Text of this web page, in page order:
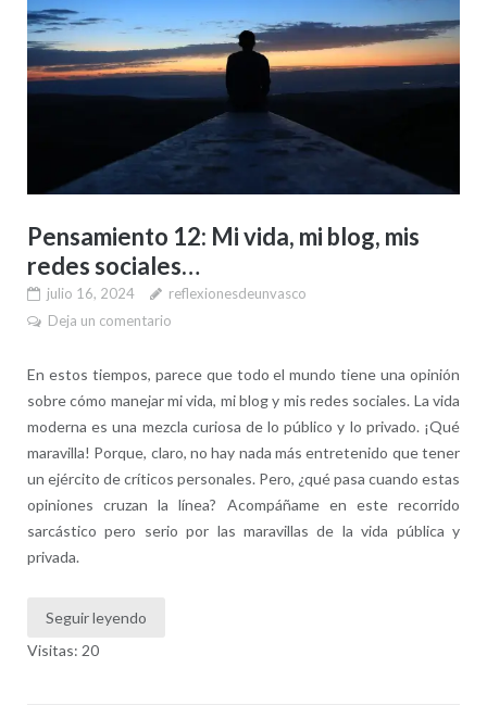
Pensamiento 12: Mi vida, mi blog, mis
redes sociales…
julio 16, 2024
reflexionesdeunvasco
Deja un comentario
En estos tiempos, parece que todo el mundo tiene una opinión
sobre cómo manejar mi vida, mi blog y mis redes sociales. La vida
moderna es una mezcla curiosa de lo público y lo privado. ¡Qué
maravilla! Porque, claro, no hay nada más entretenido que tener
un ejército de críticos personales. Pero, ¿qué pasa cuando estas
opiniones cruzan la línea? Acompáñame en este recorrido
sarcástico pero serio por las maravillas de la vida pública y
privada.
Seguir leyendo
Visitas: 20